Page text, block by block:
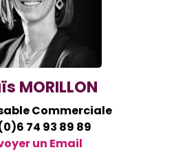
MORILLON
Commerciale
74 93 89 89
un Email